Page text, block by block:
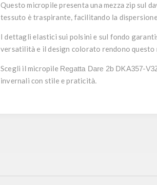
Questo micropile presenta una mezza zip sul
tessuto è traspirante, facilitando la
I dettagli elastici sui polsini e sul fondo
versatilità e il design colorato rendono questo
Scegli il micropile Regatta Dare 2b DKA357-
invernali con stile e praticità.